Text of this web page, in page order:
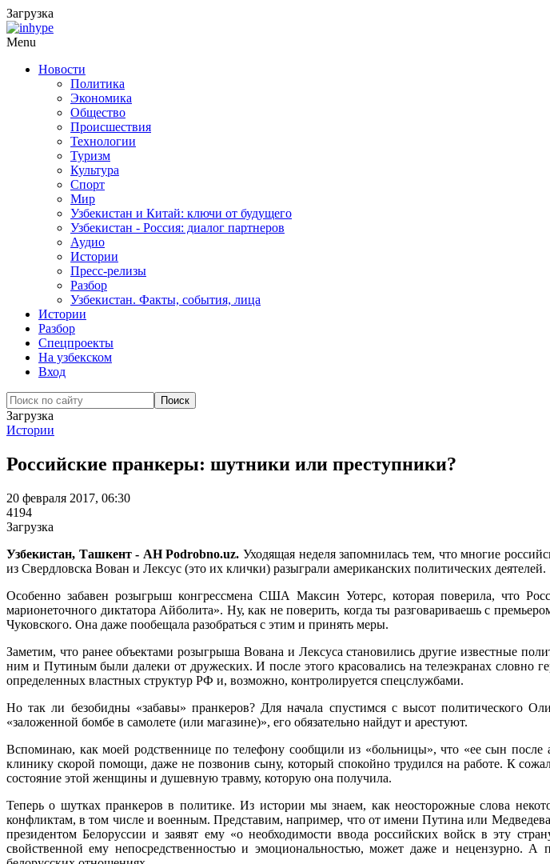
Загрузка
Menu
Новости
Политика
Экономика
Общество
Происшествия
Технологии
Туризм
Культура
Спорт
Мир
Узбекистан и Китай: ключи от будущего
Узбекистан - Россия: диалог партнеров
Аудио
Истории
Пресс-релизы
Разбор
Узбекистан. Факты, события, лица
Истории
Разбор
Спецпроекты
На узбекском
Вход
Загрузка
Истории
Российские пранкеры: шутники или преступники?
20 февраля 2017, 06:30
4194
Загрузка
Узбекистан, Ташкент - АН Podrobno.uz. Уходящая неделя запомнилась тем, что многие
из Свердловска Вован и Лексус (это их клички) разыграли американских политических деятелей.
Особенно забавен розыгрыш конгрессмена США Максин Уотерс, которая поверила, что
марионеточного диктатора Айболита». Ну, как не поверить, когда ты разговариваешь с
Чуковского. Она даже пообещала разобраться с этим и принять меры.
Заметим, что ранее объектами розыгрыша Вована и Лексуса становились другие известные
ним и Путиным были далеки от дружеских. И после этого красовались на телеэкранах словно
определенных властных структур РФ и, возможно, контролируется спецслужбами.
Но так ли безобидны «забавы» пранкеров? Для начала спустимся с высот
«заложенной бомбе в самолете (или магазине)», его обязательно найдут и арестуют.
Вспоминаю, как моей родственнице по телефону сообщили из «больницы», что «ее сын
клинику скорой помощи, даже не позвонив сыну, который спокойно трудился на работе. К
состояние этой женщины и душевную травму, которую она получила.
Теперь о шутках пранкеров в политике. Из истории мы знаем, как неосторожные слова
конфликтам, в том числе и военным. Представим, например, что от имени Путина или
президентом Белоруссии и заявят ему «о необходимости ввода российских войск в эту
свойственной ему непосредственностью и эмоциональностью, может даже и нецензурно.